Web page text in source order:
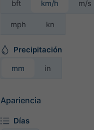
bft
km/h m/s
mph kn
Precipitación
mm
in
Apariencia
Días